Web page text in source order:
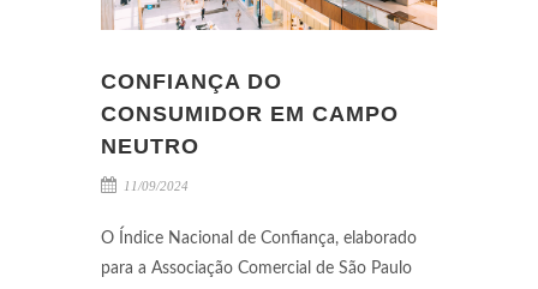
CONFIANÇA DO
CONSUMIDOR EM CAMPO
NEUTRO
11/09/2024
O Índice Nacional de Confiança, elaborado
para a Associação Comercial de São Paulo